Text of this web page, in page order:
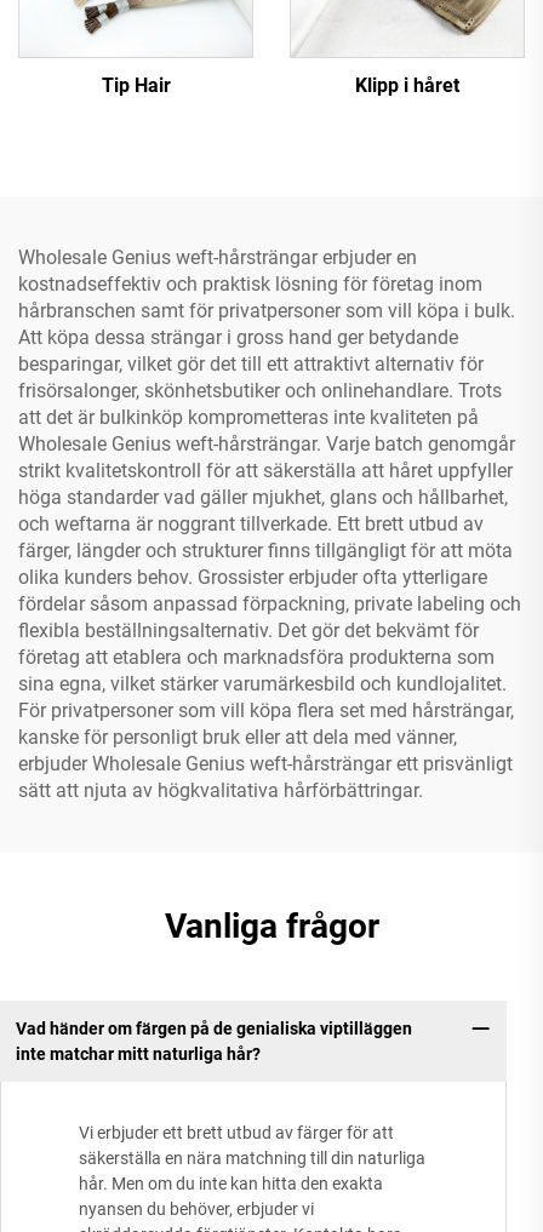
Tip Hair Klipp i håret
Wholesale Genius weft-hårsträngar erbjuder en
kostnadseffektiv och praktisk lösning för företag inom
hårbranschen samt för privatpersoner som vill köpa i bulk.
Att köpa dessa strängar i gross hand ger betydande
besparingar, vilket gör det till ett attraktivt alternativ för
frisörsalonger, skönhetsbutiker och onlinehandlare. Trots
att det är bulkinköp komprometteras inte kvaliteten på
Wholesale Genius weft-hårsträngar. Varje batch genomgår
strikt kvalitetskontroll för att säkerställa att håret uppfyller
höga standarder vad gäller mjukhet, glans och hållbarhet,
och weftarna är noggrant tillverkade. Ett brett utbud av
färger, längder och strukturer finns tillgängligt för att möta
olika kunders behov. Grossister erbjuder ofta ytterligare
fördelar såsom anpassad förpackning, private labeling och
flexibla beställningsalternativ. Det gör det bekvämt för
företag att etablera och marknadsföra produkterna som
sina egna, vilket stärker varumärkesbild och kundlojalitet.
För privatpersoner som vill köpa flera set med hårsträngar,
kanske för personligt bruk eller att dela med vänner,
erbjuder Wholesale Genius weft-hårsträngar ett prisvänligt
sätt att njuta av högkvalitativa hårförbättringar.
Vanliga frågor
Vad händer om färgen på de genialiska viptilläggen
inte matchar mitt naturliga hår?
Vi erbjuder ett brett utbud av färger för att
säkerställa en nära matchning till din naturliga
hår. Men om du inte kan hitta den exakta
nyansen du behöver, erbjuder vi